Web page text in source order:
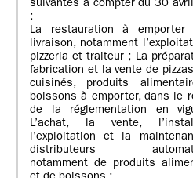
suivantes à compter du 30
:
La restauration à
livraison, notamment
pizzeria et traiteur ; La
fabrication et la vente de
cuisinés, produits
boissons à emporter, dans le
de la réglementation en
L’achat, la vente,
l’exploitation et la
distributeurs
notamment de produits